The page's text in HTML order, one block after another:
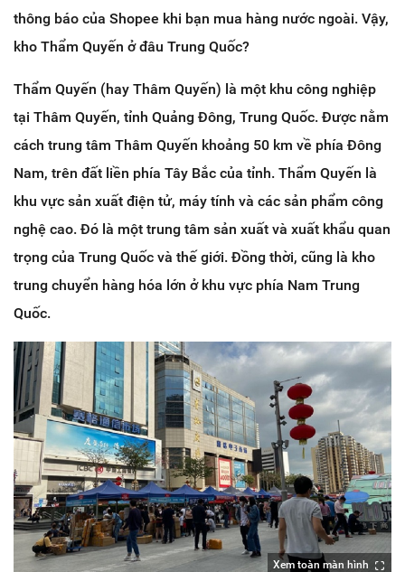
thông báo của Shopee khi bạn mua hàng nước ngoài. Vậy,
kho Thẩm Quyến ở đâu Trung Quốc?
Thẩm Quyến (hay Thâm Quyến) là một khu công nghiệp
tại Thâm Quyến, tỉnh Quảng Đông, Trung Quốc. Được nằm
cách trung tâm Thâm Quyến khoảng 50 km về phía Đông
Nam, trên đất liền phía Tây Bắc của tỉnh. Thẩm Quyến là
khu vực sản xuất điện tử, máy tính và các sản phẩm công
nghệ cao. Đó là một trung tâm sản xuất và xuất khẩu quan
trọng của Trung Quốc và thế giới. Đồng thời, cũng là kho
trung chuyển hàng hóa lớn ở khu vực phía Nam Trung
Quốc.
Xem toàn màn hình